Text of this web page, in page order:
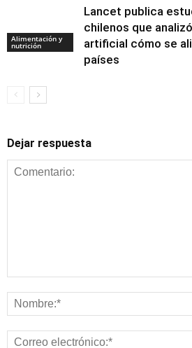
Alimentación y
nutrición
Lancet publica
chilenos que
artificial cómo se
países
Dejar respuesta